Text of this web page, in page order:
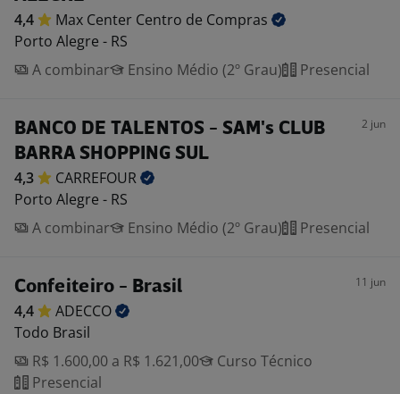
4,4 Max Center Centro de Compras
Porto Alegre - RS
A combinar
Ensino Médio (2º Grau) Presencial
BANCO DE TALENTOS - SAM's CLUB
BARRA SHOPPING SUL
2 jun
4,3
CARREFOUR
Porto Alegre - RS
A combinar
Ensino Médio (2º Grau) Presencial
Confeiteiro - Brasil 11 jun
4,4
ADECCO
Todo Brasil
R$ 1.600,00 a R$ 1.621,00
Curso Técnico
Presencial